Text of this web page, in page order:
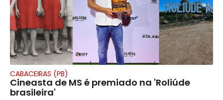
CABACEIRAS (PB)
Cineasta de MS é premiado na 'Roliúde
brasileira'